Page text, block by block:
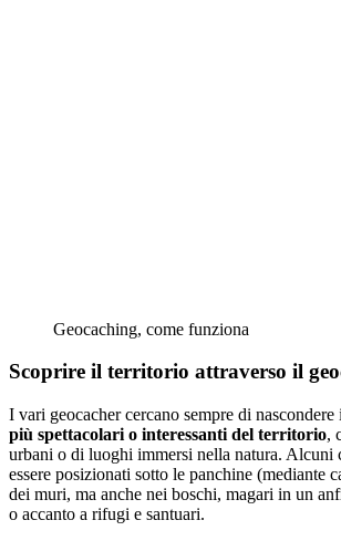
Geocaching, come funziona
Scoprire il territorio attraverso il
I vari geocacher cercano sempre di nascondere
più spettacolari o interessanti del territorio,
urbani o di luoghi immersi nella natura. Alcuni
essere posizionati sotto le panchine (mediante
dei muri, ma anche nei boschi, magari in un
o accanto a rifugi e santuari.